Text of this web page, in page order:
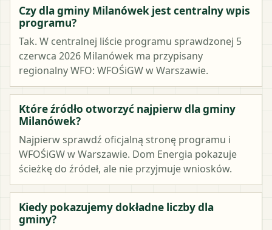
Czy dla gminy Milanówek jest centralny wpis
programu?
Tak. W centralnej liście programu sprawdzonej 5
czerwca 2026 Milanówek ma przypisany
regionalny WFO: WFOŚiGW w Warszawie.
Które źródło otworzyć najpierw dla gminy
Milanówek?
Najpierw sprawdź oficjalną stronę programu i
WFOŚiGW w Warszawie. Dom Energia pokazuje
ścieżkę do źródeł, ale nie przyjmuje wniosków.
Kiedy pokazujemy dokładne liczby dla
gminy?